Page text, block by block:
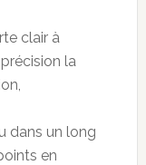
clair à
la
dans un long
en